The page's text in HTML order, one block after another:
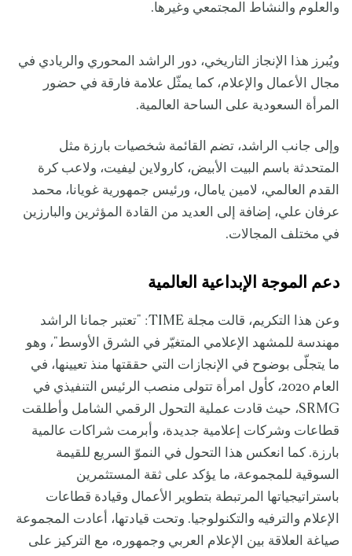
والعلوم والنشاط المجتمعي وغيرها.
ويُبرز هذا الإنجاز التاريخي، دور الراشد المحوري والريادي في
مجال الأعمال والإعلام، كما يمثّل علامة فارقة في حضور
المرأة السعودية على الساحة العالمية.
وإلى جانب الراشد، تضم القائمة شخصيات بارزة مثل
المتحدثة باسم البيت الأبيض، كارولاين ليفيت، ولاعب كرة
القدم العالمي، لامين يامال، ورئيس جمهورية غويانا، محمد
عرفان علي، إضافة إلى العديد من القادة المؤثرين والبارزين
في مختلف المجالات.
دعم الموجة الإبداعية العالمية
وعن هذا التكريم، قالت مجلة TIME: "تعتبر جمانا الراشد
مهندسة للمشهد الإعلامي المتغيّر في الشرق الأوسط"، وهو
ما يتجلّى بوضوح في الإنجازات التي حققتها منذ تعيينها، في
العام 2020، كأول امرأة تتولى منصب الرئيس التنفيذي في
SRMG، حيث قادت عملية التحول الرقمي الشامل وأطلقت
قطاعات وشركات إعلامية جديدة، وأبرمت شراكات عالمية
بارزة. كما انعكس هذا التحول في النموّ السريع للقيمة
السوقية للمجموعة، ما يؤكد على ثقة المستثمرين
باستراتيجياتها المرتبطة بتطوير الأعمال وقيادة قطاعات
الإعلام والترفيه والتكنولوجيا. وتحت قيادتها، أعادت المجموعة
صياغة العلاقة بين الإعلام العربي وجمهوره، مع التركيز على